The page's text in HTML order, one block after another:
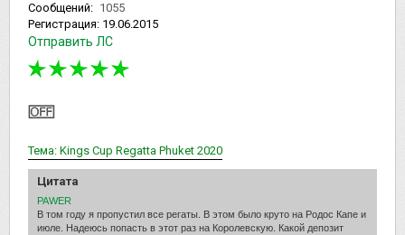
Сообщений: 1055
Регистрация: 19.06.2015
Отправить ЛС
Тема: Kings Cup Regatta Phuket 2020
Цитата
PAWER
В том году я пропустил все регаты. В этом было круто на Родос Капе и
июле. Надеюсь попасть в этот раз на Королевскую. Какой депозит